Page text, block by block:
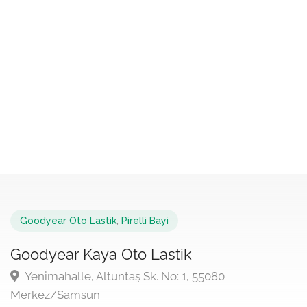
Goodyear Oto Lastik Pirelli Bayi
Goodyear Kaya Oto Lastik
Yenimahalle, Altuntaş Sk. No: 1, 55080
Merkez/Samsun